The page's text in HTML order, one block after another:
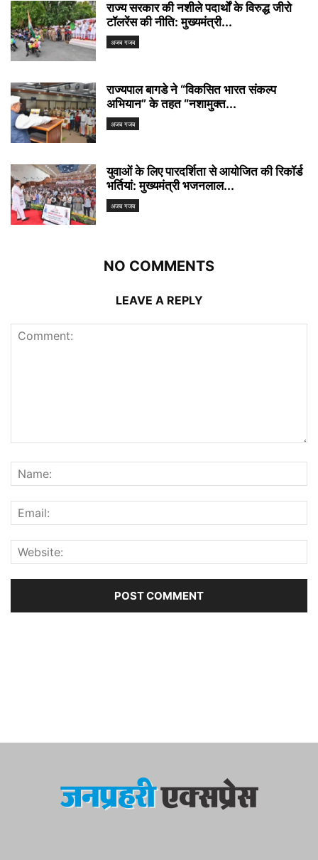
राज्य सरकार की नशीले पदार्थों के विरुद्ध जीरो
टॉलरेंस की नीति: मुख्यमंत्री...
अजब गजब
राज्यपाल बागडे ने “विकसित भारत संकल्प
अभियान” के तहत “नशामुक्त...
अजब गजब
युवाओं के लिए पारदर्शिता से आयोजित की रिकॉर्ड
भर्तियां: मुख्यमंत्री भजनलाल...
अजब गजब
NO COMMENTS
LEAVE A REPLY